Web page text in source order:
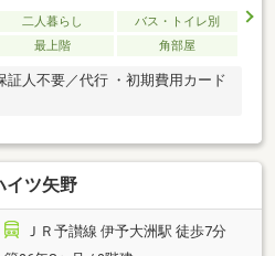
二人暮らし
バス・トイレ別
最上階 角部屋
証人不要／代行 ・初期費用カード
イツ矢野
ＪＲ予讃線 伊予大洲駅 徒歩7分